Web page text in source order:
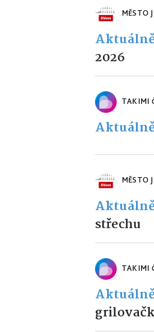
MĚSTO
2026
TAKIMI
MĚSTO
střechu
TAKIMI